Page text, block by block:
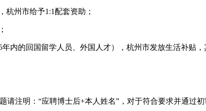
杭州市给予1:1配套资助；
内的回国留学人员、外国人才），杭州市发放生活补贴，
请注明：“应聘博士后+本人姓名”，对于符合要求并通过